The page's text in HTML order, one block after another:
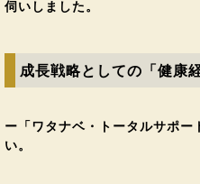
伺いしました。
成長戦略としての「健康
ー「ワタナベ・トータルサポ
い。